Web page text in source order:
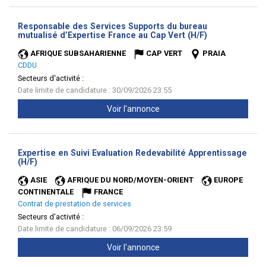
Responsable des Services Supports du bureau
mutualisé d’Expertise France au Cap Vert (H/F)
AFRIQUE SUBSAHARIENNE CAP VERT
PRAIA
CDDU
Secteurs d'activité :
Date limite de candidature : 30/09/2026 23:55
Voir l'annonce
Expertise en Suivi Evaluation Redevabilité Apprentissage
(H/F)
ASIE AFRIQUE DU NORD/MOYEN-ORIENT
EUROPE
CONTINENTALE
FRANCE
Contrat de prestation de services
Secteurs d'activité :
Date limite de candidature : 06/09/2026 23:59
Voir l'annonce